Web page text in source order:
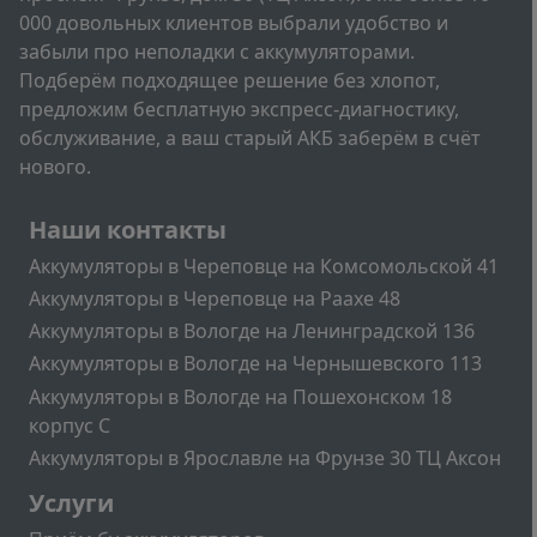
000 довольных клиентов выбрали удобство и
забыли про неполадки с аккумуляторами.
Подберём подходящее решение без хлопот,
предложим бесплатную экспресс-диагностику,
обслуживание, а ваш старый АКБ заберём в счёт
нового.
Наши контакты
Аккумуляторы в Череповце на Комсомольской 41
Аккумуляторы в Череповце на Раахе 48
Аккумуляторы в Вологде на Ленинградской 136
Аккумуляторы в Вологде на Чернышевского 113
Аккумуляторы в Вологде на Пошехонском 18
корпус C
Аккумуляторы в Ярославле на Фрунзе 30 ТЦ Аксон
Услуги